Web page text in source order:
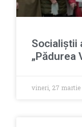
Socialiștii
„Pădurea
vineri, 27 martie